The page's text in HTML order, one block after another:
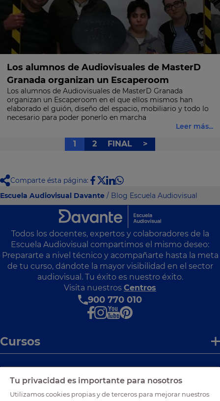
Los alumnos de Audiovisuales de MasterD
Granada organizan un Escaperoom
Los alumnos de Audiovisuales de MasterD Granada
organizan un Escaperoom en el que ellos mismos han
elaborado el guión, diseño del espacio, mobiliario y todo lo
necesario para poder ponerlo en marcha
Leer más...
1 2 FINAL >
Comparte ésta página:
Escuela Audiovisual Davante / Blog Escuela Audiovisual
Todos los docentes, expertos y colaboradores de la
Escuela Audiovisual compartimos el mismo deseo:
Prepararte a nivel técnico y acompañarte hasta la meta
de tu curso, dándote la mayor visibilidad en el sector
audiovisual. Tu éxito es nuestro éxito.
Visita nuestros Centros
900 770 010
Cursos
Enlaces de interés
Tu privacidad es importante para nosotros
Utilizamos cookies propias y de terceros para mejorar nuestros